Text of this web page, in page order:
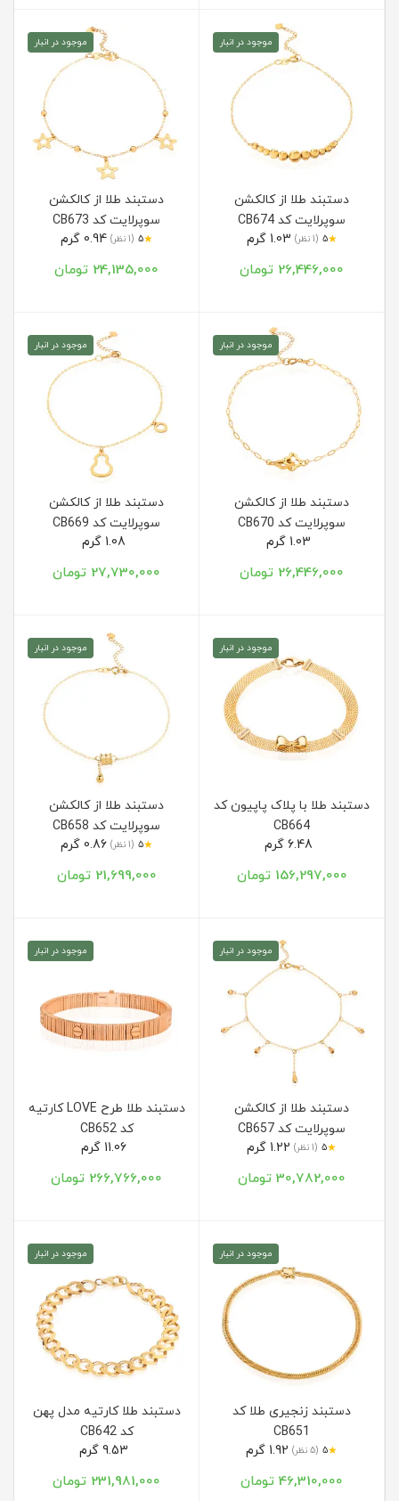
موجود در انبار
دستبند طلا از کالکشن
سوپرلایت کد CB674
★
5 (1 نظر)
26,446,000 تومان
موجود در انبار
دستبند طلا از کالکشن
سوپرلایت کد CB673
★
5 (1 نظر) 0.94 گرم
24,135,000 تومان
موجود در انبار
دستبند طلا از کالکشن
سوپرلایت کد CB670
26,446,000 تومان
موجود در انبار
دستبند طلا از کالکشن
سوپرلایت کد CB669
27,730,000 تومان
موجود در انبار
دستبند طلا با پلاک پاپیون کد
CB664
156,297,000 تومان
موجود در انبار
دستبند طلا از کالکشن
سوپرلایت کد CB658
★
5 (1 نظر) 0.86 گرم
21,699,000 تومان
موجود در انبار
دستبند طلا از کالکشن
سوپرلایت کد CB657
★
5 (1 نظر)
30,782,000 تومان
موجود در انبار
دستبند طلا طرح LOVE کارتیه
کد CB652
11.06 گرم
266,766,000 تومان
موجود در انبار
دستبند زنجیری طلا کد
CB651
★
5 (5 نظر)
46,310,000 تومان
موجود در انبار
دستبند طلا کارتیه مدل پهن
کد CB642
231,981,000 تومان